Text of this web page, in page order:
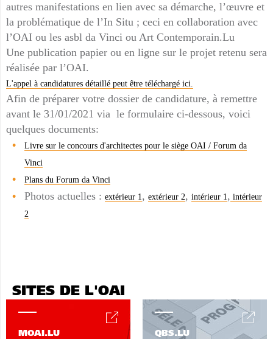
autres manifestations en lien avec sa démarche, l’œuvre et
la problématique de l’In Situ ; ceci en collaboration avec
l’OAI ou les asbl da Vinci ou Art Contemporain.Lu
Une publication papier ou en ligne sur le projet retenu sera
réalisée par l’OAI.
L'appel à candidatures détaillé peut être téléchargé ici.
Afin de préparer votre dossier de candidature, à remettre
avant le 31/01/2021 via le formulaire ci-dessous, voici
quelques documents:
Livre sur le concours d'architectes pour le siège OAI / Forum da
Vinci
Plans du Forum da Vinci
Photos actuelles : extérieur 1, extérieur 2, intérieur 1, intérieur
2
SITES DE L'OAI
MOAI.LU QBS.LU